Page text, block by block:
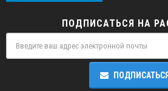
ПОДПИСАТЬСЯ НА
ПОДПИСАТЬСЯ